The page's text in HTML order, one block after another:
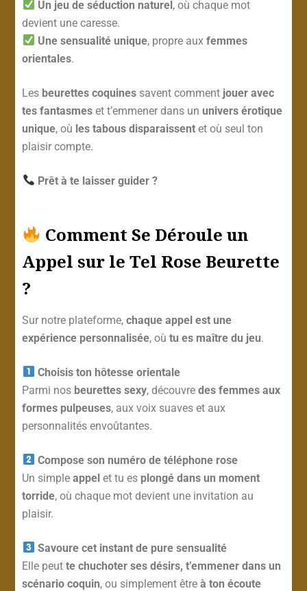
Un jeu de séduction naturel, où chaque mot
devient une caresse.
Une sensualité unique, propre aux femmes
orientales.
Les beurettes coquines savent comment jouer avec
tes fantasmes et t’emmener dans ununivers érotique
unique, où les tabous disparaissent et où seul ton
plaisir compte.
Prêt à te laisser guider ?
Comment Se Déroule un
Appel sur le Tel Rose Beurette
?
Sur notre plateforme,chaque appel est une
expérience personnalisée, oùtu es maître du jeu.
Choisis ton hôtesse orientale
Parmi nos beurettes sexy, découvredes femmes aux
formes pulpeuses, aux voix suaves et aux
personnalités envoûtantes.
Compose son numéro de téléphone rose
Un simpleappel et tu es plongé dans un moment
torride, où chaque mot devient une invitation au
plaisir.
Savoure cet instant de pure sensualité
Elle peutte chuchoter ses désirs, t’emmener dans un
scénario coquin, ou simplement êtreà ton écoute